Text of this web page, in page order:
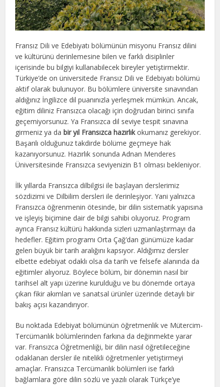
Fransız Dili ve Edebiyatı bölümünün misyonu Fransız dilini
ve kültürünü derinlemesine bilen ve farklı disiplinler
içerisinde bu bilgiyi kullanabilecek bireyler yetiştirmektir.
Türkiye’de on üniversitede Fransız Dili ve Edebiyatı bölümü
aktif olarak bulunuyor. Bu bölümlere üniversite sınavından
aldığınız İngilizce dil puanınızla yerleşmek mümkün. Ancak,
eğitim diliniz Fransızca olacağı için doğrudan birinci sınıfa
geçemiyorsunuz. Ya Fransızca dil seviye tespit sınavına
girmeniz ya da bir yıl Fransızca hazırlıkokumanız gerekiyor.
Başarılı olduğunuz takdirde bölüme geçmeye hak
kazanıyorsunuz. Hazırlık sonunda Adnan Menderes
Üniversitesinde Fransızca seviyenizin B1 olması bekleniyor.
İlk yıllarda Fransızca dilbilgisi ile başlayan derslerimiz
sözdizimi ve Dilbilim dersleri ile derinleşiyor. Yani yalnızca
Fransızca öğrenmenin ötesinde, bir dilin sistematik yapısına
ve işleyiş biçimine dair de bilgi sahibi oluyoruz. Program
ayrıca Fransız kültürü hakkında sizleri uzmanlaştırmayı da
hedefler. Eğitim programı Orta Çağ’dan günümüze kadar
gelen büyük bir tarih aralığını kapsıyor. Aldığımız dersler
elbette edebiyat odaklı olsa da tarih ve felsefe alanında da
eğitimler alıyoruz. Böylece bölüm, bir dönemin nasıl bir
tarihsel alt yapı üzerine kurulduğu ve bu dönemde ortaya
çıkan fikir akımları ve sanatsal ürünler üzerinde detaylı bir
bakış açısı kazandırıyor.
Bu noktada Edebiyat bölümünün öğretmenlik ve Mütercim-
Tercümanlık bölümlerinden farkına da değinmekte yarar
var. Fransızca Öğretmenliği, bir dilin nasıl öğretileceğine
odaklanan dersler ile nitelikli öğretmenler yetiştirmeyi
amaçlar. Fransızca Tercümanlık bölümleri ise farklı
bağlamlara göre dilin sözlü ve yazılı olarak Türkçe’ye